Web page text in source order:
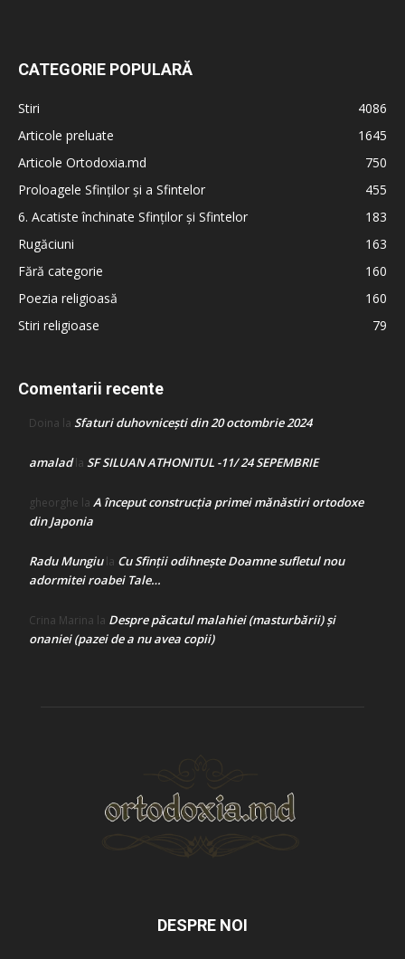
CATEGORIE POPULARĂ
Stiri
4086
Articole preluate
1645
Articole Ortodoxia.md
750
Proloagele Sfinților și a Sfintelor
455
6. Acatiste închinate Sfinților și Sfintelor
183
Rugăciuni
163
Fără categorie
160
Poezia religioasă
160
Stiri religioase
79
Comentarii recente
Doina la Sfaturi duhovnicești din 20 octombrie 2024
amaladla SF SILUAN ATHONITUL -11/ 24 SEPEMBRIE
gheorghe la A început construcţia primei mănăstiri ortodoxe
din Japonia
Radu Mungiula Cu Sfinții odihnește Doamne sufletul nou
adormitei roabei Tale…
Crina Marina la Despre păcatul malahiei (masturbării) şi
onaniei (pazei de a nu avea copii)
DESPRE NOI